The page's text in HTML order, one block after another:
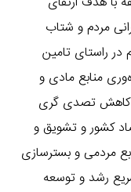
مردم و شتاب
راستای تامین
منابع مادی و
و کاهش تصدی گری
کشور و تشویق و
مردمی و بسترسازی
رشد و توسعه